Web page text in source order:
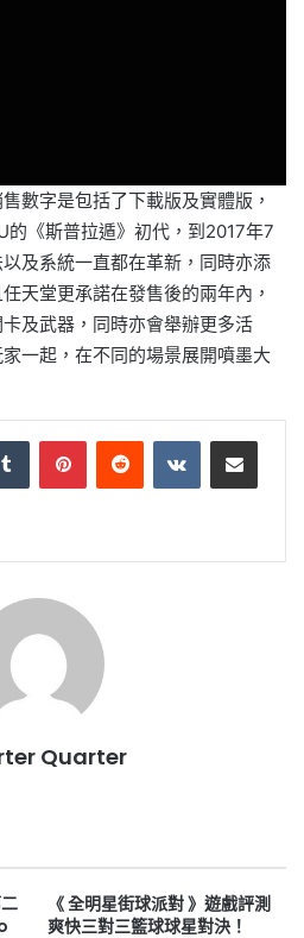
數字是包括了下載版及實體版，
《斯普拉遁》初代，到2017年7
及系統一直都在革新，同時亦添
天堂更承諾在發售後的兩年內，
及武器，同時亦會舉辦更多活
一起，在不同的場景展開噴墨大
Tumblr PinterestReddit VKontakteShare via Email
Quarter
《 全明星街球派對 》遊戲評測
爽快三對三籃球球星對決！